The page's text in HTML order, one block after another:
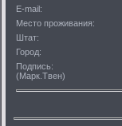
E-mail:
Место проживания:
Штат:
Город:
Подпись:
(Марк.Твен)